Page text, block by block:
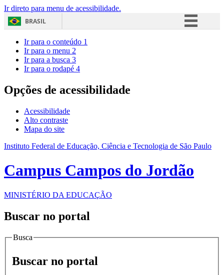
Ir direto para menu de acessibilidade.
BRASIL
Acesso à informação
Ir para o conteúdo 1
Ir para o menu 2
Ir para a busca 3
Ir para o rodapé 4
Opções de acessibilidade
Acessibilidade
Alto contraste
Mapa do site
Instituto Federal de Educação, Ciência e Tecnologia de São Paulo
Campus Campos do Jordão
MINISTÉRIO DA EDUCAÇÃO
Buscar no portal
Busca
Buscar no portal